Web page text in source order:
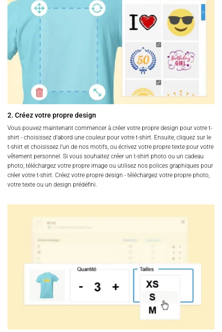
2. Créez votre propre design
Vous pouvez maintenant commencer à créer votre propre design pour votre t-
shirt - choisissez d'abord une couleur pour votre t-shirt. Ensuite, cliquez sur le
t-shirt et choisissez l'un de nos motifs, ou écrivez votre propre texte pour votre
vêtement personnel. Si vous souhaitez créer un t-shirt photo ou un cadeau
photo, téléchargez votre propre image ou utilisez nos polices graphiques pour
créer votre t-shirt. Créez votre propre design - téléchargez votre propre photo,
votre texte ou un design prédéfini.